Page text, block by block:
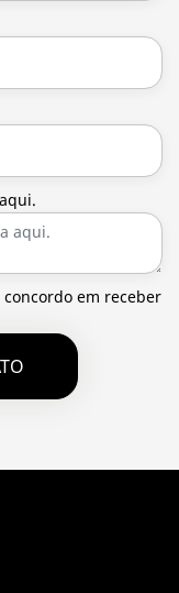
concordo em receber